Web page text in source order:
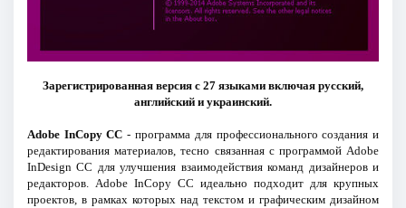
Зарегистрированная версия с 27 языками включая русский,
английский и украинский.
Adobe InCopy CC - программа для профессионального создания и
редактирования материалов, тесно связанная с программой Adobe
InDesign CC для улучшения взаимодействия команд дизайнеров и
редакторов. Adobe InCopy CC идеально подходит для крупных
проектов, в рамках которых над текстом и графическим дизайном